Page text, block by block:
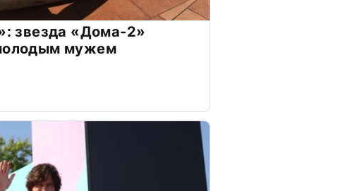
звезда «Дома-2»
мужем